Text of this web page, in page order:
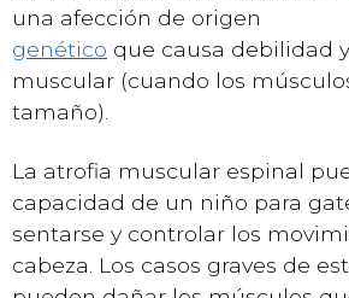
una afección de origen
genético que causa debilidad
muscular (cuando los
tamaño).
La atrofia muscular espinal
capacidad de un niño para
sentarse y controlar los
cabeza. Los casos graves de